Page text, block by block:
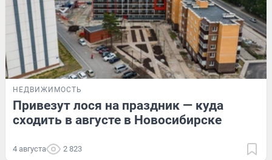
НЕДВИЖИМОСТЬ
Привезут лося на праздник — куда
сходить в августе в Новосибирске
4 августа 2 823